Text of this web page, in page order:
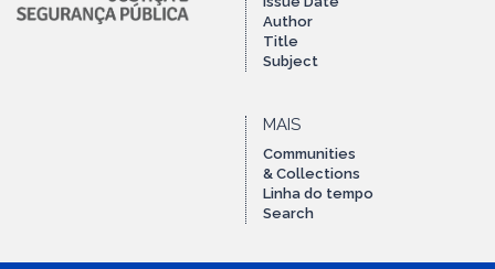
Author
Title
Subject
MAIS
Communities
& Collections
Linha do tempo
Search